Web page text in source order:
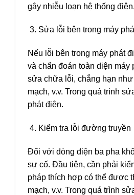
gây nhiễu loạn hệ thống điện.
Sửa lỗi bên trong máy
Nếu lỗi bên trong máy phát
và chẩn đoán toàn diện
sửa chữa lỗi, chẳng hạn
mạch, v.v. Trong quá trình
phát điện.
Kiểm tra lỗi đường truyền
Đối với dòng điện ba pha
sự cố. Đầu tiên, cần phải
pháp thích hợp có thể được
mạch, v.v. Trong quá trình